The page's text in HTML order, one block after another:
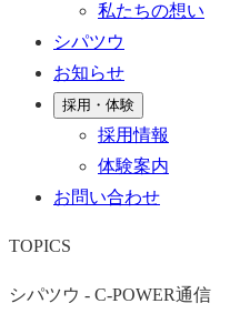
私たちの想い
シパツウ
お知らせ
採用・体験
採用情報
体験案内
お問い合わせ
TOPICS
シパツウ - C-POWER通信